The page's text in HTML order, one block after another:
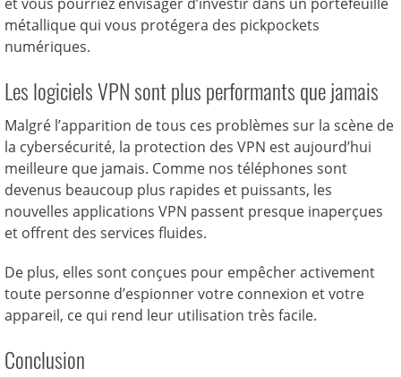
métallique qui vous protégera des pickpockets
numériques.
Les logiciels VPN sont plus performants que jamais
Malgré l’apparition de tous ces problèmes sur la scène de
la cybersécurité, la protection des VPN est aujourd’hui
meilleure que jamais. Comme nos téléphones sont
devenus beaucoup plus rapides et puissants, les
nouvelles applications VPN passent presque inaperçues
et offrent des services fluides.
De plus, elles sont conçues pour empêcher activement
toute personne d’espionner votre connexion et votre
appareil, ce qui rend leur utilisation très facile.
Conclusion